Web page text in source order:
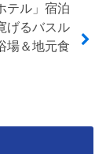
テル」宿泊
げるバスル
場＆地元食